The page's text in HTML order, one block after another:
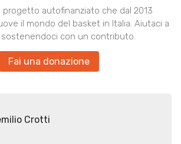
progetto autofinanziato che dal 2013
il mondo del basket in Italia. Aiutaci a
con un contributo.
Fai una donazione
Crotti